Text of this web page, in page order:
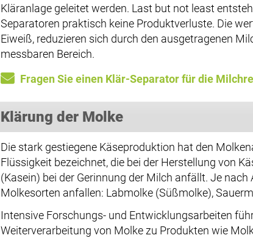
Kläranlage geleitet werden. Last but not least
Separatoren praktisch keine Produktverluste. Die
Eiweiß, reduzieren sich durch den ausgetragenen
messbaren Bereich.
Fragen Sie einen Klär-Separator für die
Klärung der Molke
Die stark gestiegene Käseproduktion hat den
Flüssigkeit bezeichnet, die bei der Herstellung von
(Kasein) bei der Gerinnung der Milch anfällt. Je
Molkesorten anfallen: Labmolke (Süßmolke),
Intensive Forschungs- und Entwicklungsarbeiten
Weiterverarbeitung von Molke zu Produkten wie